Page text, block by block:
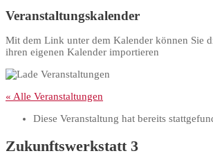
Veranstaltungskalender
Mit dem Link unter dem Kalender können Sie
ihren eigenen Kalender importieren
« Alle Veranstaltungen
Diese Veranstaltung hat bereits
Zukunftswerkstatt 3